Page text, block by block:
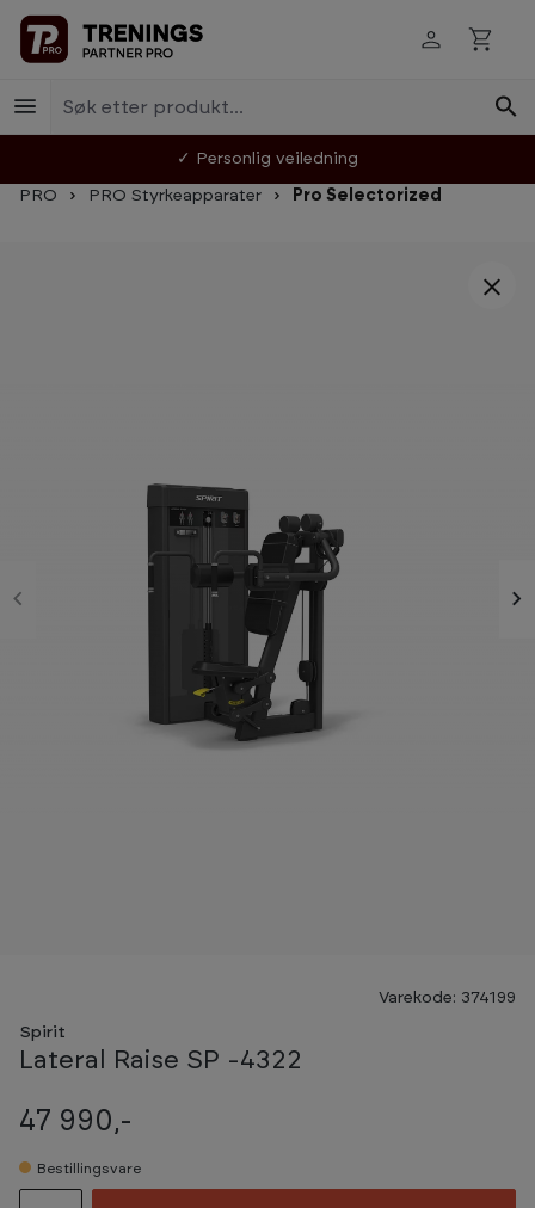
Hopp til innhold
✓ Personlig veiledning
PRO PRO Styrkeapparater Pro Selectorized
Varekode: 374199
Spirit
Lateral Raise SP -4322
47 990,-
Bestillingsvare